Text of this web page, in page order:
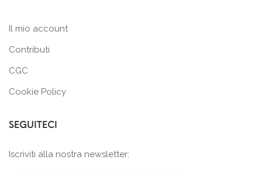
Il mio account
Contributi
CGC
Cookie Policy
SEGUITECI
Iscriviti alla nostra newsletter: